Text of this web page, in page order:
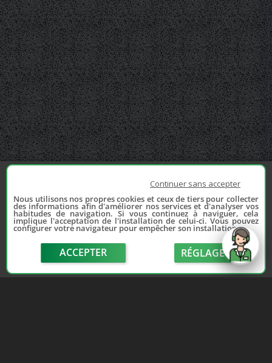
Continuer sans accepter
Nous utilisons nos propres cookies et ceux de tiers pour collecter
des informations afin d'améliorer nos services et d'analyser vos
habitudes de navigation. Si vous continuez à naviguer, cela
implique l'acceptation de l'installation de celui-ci. Vous pouvez
configurer votre navigateur pour empêcher son installation.
ACCEPTER RÉGLAGE